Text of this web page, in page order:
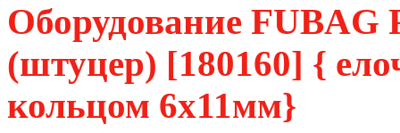
Оборудование FUBAG
(штуцер) [180160] {
кольцом 6х11мм}